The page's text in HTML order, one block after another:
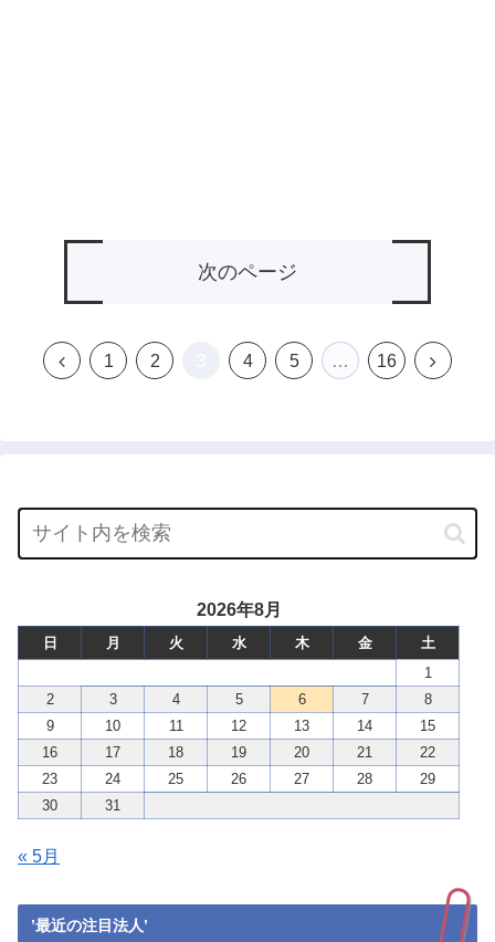
次のページ
前
1 2 4 5 … 16
次
2026年8月
日 月 火 水 木 金
土
1
2
3 4 5 6 7
8
9
10 11 12 13 14
15
16
17 18 19 20 21
22
23
24 25 26 27 28
29
30
31
« 5月
’最近の注目法人’